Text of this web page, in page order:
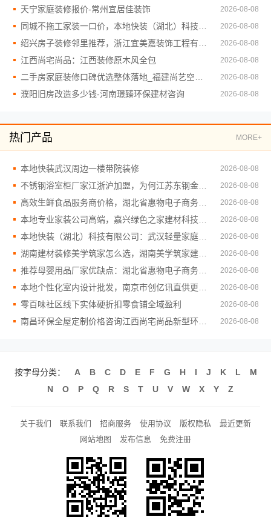
天宁家庭装修报价-常州宜居佳装饰 2026-08-08
2026-08-08
2026-08-08
江西尚宅尚品：江西装修原木风全包 2026-08-08
2026-08-08
濮阳旧房改造多少钱-河南璟臻环保建材咨询 2026-08-08
热门产品 MORE+
本地快装武汉周边一楼带院装修 2026-08-08
2026-08-08
2026-08-08
2026-08-08
2026-08-08
2026-08-08
2026-08-08
2026-08-08
零百味社区线下实体硬折扣零食铺全域盈利 2026-08-08
2026-08-08
按字母分类： A B C D E F G H I J K L
M
N
O P Q R S T U V W X Y Z
关于我们 联系我们 招商服务 使用协议 版权隐私
最近更新
网站地图
发布信息 免费注册